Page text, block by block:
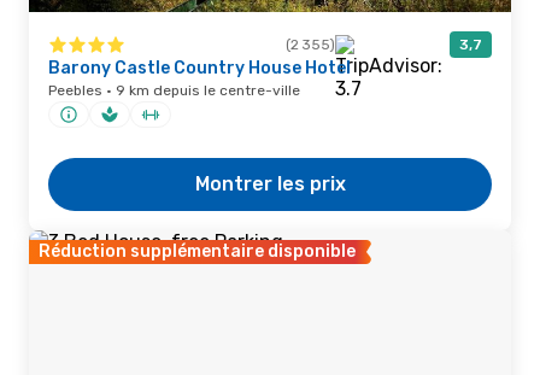
(2 355) 3,7
Barony Castle Country House Hotel
Peebles · 9 km depuis le centre-ville
Montrer les prix
Réduction supplémentaire disponible